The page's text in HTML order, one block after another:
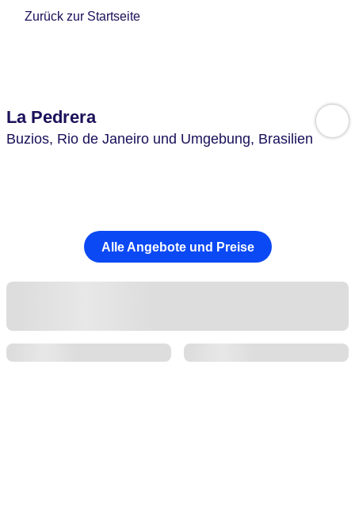
Zurück zur Startseite
La Pedrera
Buzios, Rio de Janeiro und Umgebung, Brasilien
Alle Angebote und Preise